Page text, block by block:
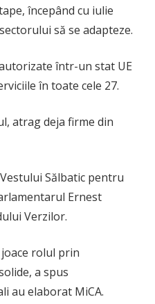
începând cu iulie
să se adapteze.
într-un stat UE
în toate cele 27.
atrag deja firme din
Sălbatic pentru
Ernest
Verzilor.
rolul prin
a spus
au elaborat MiCA.